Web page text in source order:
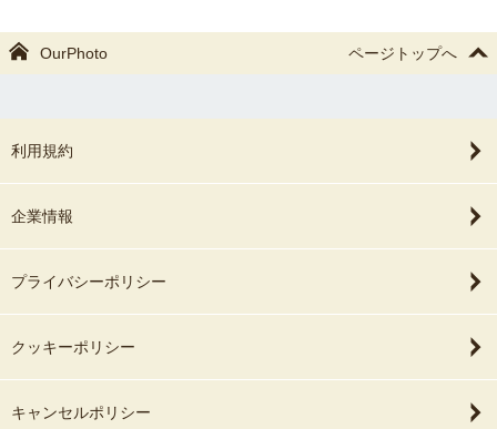
浴に何か思い出になるものが残せないか
静岡県の市街地ではない海水浴場での撮影
き受けてくれました。
の連絡でしたがご返信も大変スムーズで、
慣れない撮影地にもかかわらず下調べも頂
き、当日はロケハンをする為、少し早く現
OurPhoto ページトップへ
利用規約
企業情報
プライバシーポリシー
クッキーポリシー
キャンセルポリシー